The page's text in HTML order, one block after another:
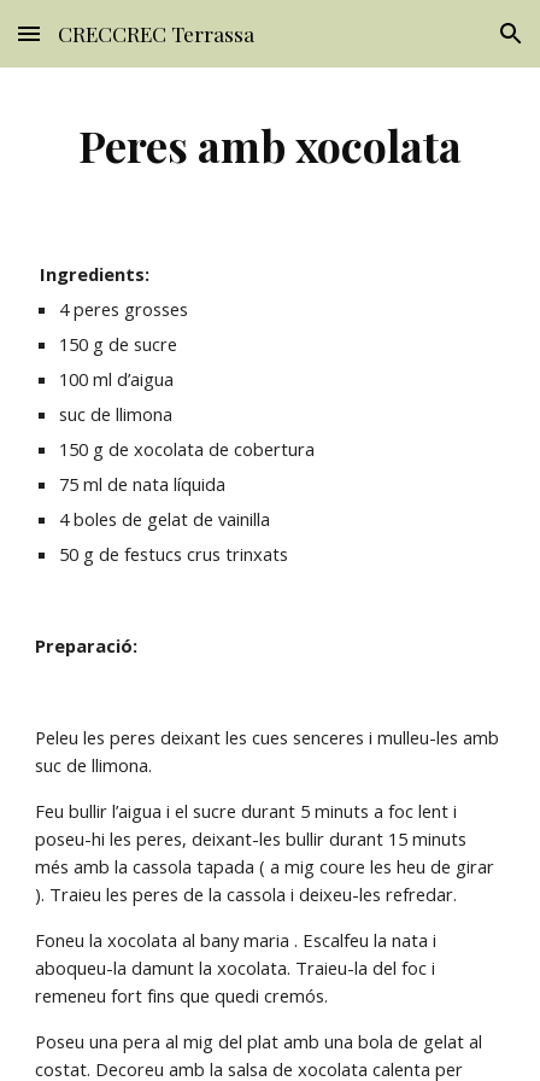
Skip to main content Skip to navigation
CRECCREC Terrassa
Peres amb xocolata
Ingredients:
4 peres grosses
150 g de sucre
100 ml d’aigua
suc de llimona
150 g de xocolata de cobertura
75 ml de nata líquida
4 boles de gelat de vainilla
50 g de festucs crus trinxats
Preparació:
Peleu les peres deixant les cues senceres i mulleu-les amb
suc de llimona.
Feu bullir l’aigua i el sucre durant 5 minuts a foc lent i
poseu-hi les peres, deixant-les bullir durant 15 minuts
més amb la cassola tapada ( a mig coure les heu de girar
). Traieu les peres de la cassola i deixeu-les refredar.
Foneu la xocolata al bany maria . Escalfeu la nata i
aboqueu-la damunt la xocolata. Traieu-la del foc i
remeneu fort fins que quedi cremós.
Poseu una pera al mig del plat amb una bola de gelat al
costat. Decoreu amb la salsa de xocolata calenta per